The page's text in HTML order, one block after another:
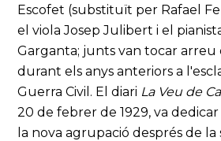
Escofet (substituït per Rafael
el viola Josep Julibert i el
Garganta; junts van tocar arreu
durant els anys anteriors a
Guerra Civil. El diari La Veu de
20 de febrer de 1929, va
la nova agrupació després de la